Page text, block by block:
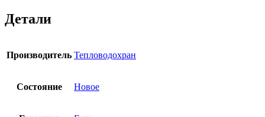
Детали
Производитель Тепловодохран
Состояние Новое